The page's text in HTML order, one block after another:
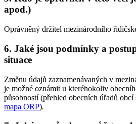
apod.)
Oprávněný držitel mezinárodního
6. Jaké jsou podmínky a
situace
Změnu údajů zaznamenávaných v
je možné oznámit u kteréhokoliv
působností (přehled obecních úřadů
mapa ORP).